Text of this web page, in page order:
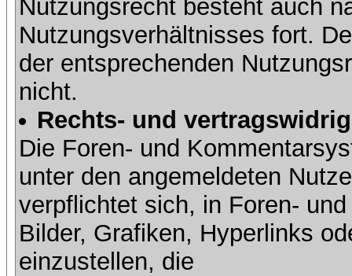
Nutzungsrecht besteht auch
Nutzungsverhältnisses fort.
der entsprechenden
nicht.
Rechts- und
Die Foren- und
unter den angemeldeten
verpflichtet sich, in Foren-
Bilder, Grafiken, Hyperlinks
einzustellen, die